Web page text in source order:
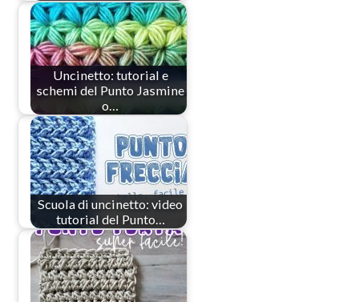
Uncinetto: tutorial e
schemi del Punto Jasmine
o…
Scuola di uncinetto: video
tutorial del Punto…